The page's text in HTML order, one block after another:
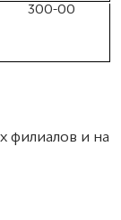
300-00
филиалов и на